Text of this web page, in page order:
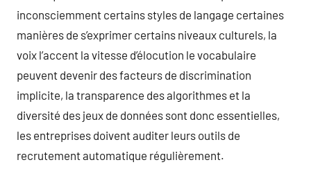
inconsciemment certains styles de langage certaines
manières de s’exprimer certains niveaux culturels, la
voix l’accent la vitesse d’élocution le vocabulaire
peuvent devenir des facteurs de discrimination
implicite, la transparence des algorithmes et la
diversité des jeux de données sont donc essentielles,
les entreprises doivent auditer leurs outils de
recrutement automatique régulièrement.